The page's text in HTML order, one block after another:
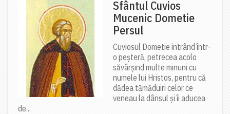
Sfântul Cuvios
Mucenic Dometie
Persul
Cuviosul Dometie intrând într-
o peșteră, petrecea acolo
săvârșind multe minuni cu
numele lui Hristos, pentru că
dădea tămăduiri celor ce
veneau la dânsul și îi aducea
de...